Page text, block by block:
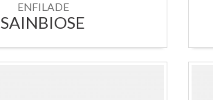
ENFILADE
SAINBIOSE